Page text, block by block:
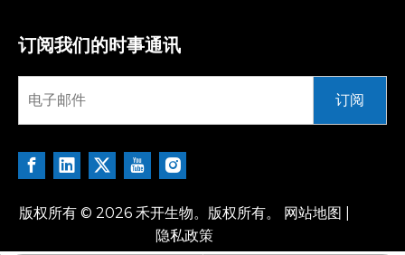
订阅我们的时事通讯
订阅
版权所有 © 2026 禾开生物。版权所有。 网站地图
隐私政策